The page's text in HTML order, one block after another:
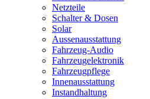
Netzteile
Schalter & Dosen
Solar
Aussenausstattung
Fahrzeug-Audio
Fahrzeugelektronik
Fahrzeugpflege
Innenausstattung
Instandhaltung